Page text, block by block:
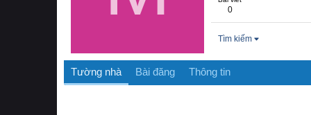
0
Tìm kiếm
Tường nhà Bài đăng Thông tin